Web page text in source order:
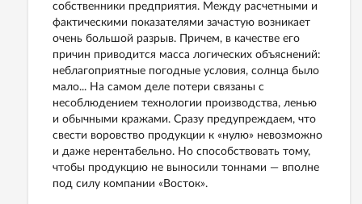
собственники предприятия. Между расчетными и
фактическими показателями зачастую возникает
очень большой разрыв. Причем, в качестве его
причин приводится масса логических объяснений:
неблагоприятные погодные условия, солнца было
мало... На самом деле потери связаны с
несоблюдением технологии производства, ленью
и обычными кражами. Сразу предупреждаем, что
свести воровство продукции к «нулю» невозможно
и даже нерентабельно. Но способствовать тому,
чтобы продукцию не выносили тоннами — вполне
под силу компании «Восток».